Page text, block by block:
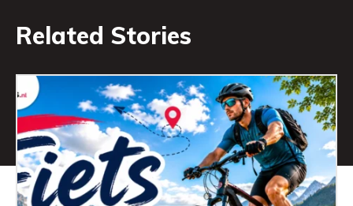
Related Stories